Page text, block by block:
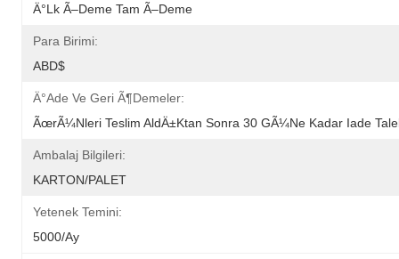
Ä°lk Ã–Deme Tam Ã–Deme
Para Birimi:
ABD$
Ä°ade Ve Geri Ã¶demeler:
ÃœrÃ¼nleri Teslim AldÄ±ktan Sonra 30 GÃ¼ne Kadar Iade
Ambalaj Bilgileri:
KARTON/PALET
Yetenek Temini:
5000/ay